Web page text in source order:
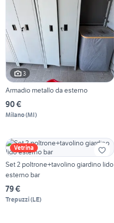
3
Armadio metallo da esterno
90 €
Milano(MI)
Vetrina
Set 2 poltrone+tavolino giardino lido
esterno bar
79 €
Trepuzzi(LE)